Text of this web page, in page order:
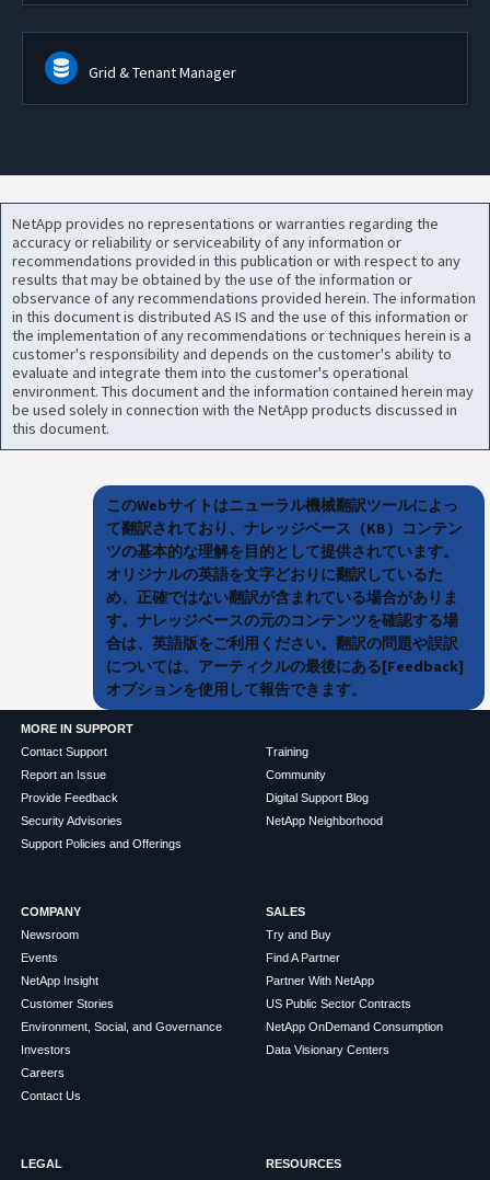
Grid & Tenant Manager
NetApp provides no representations or warranties regarding the
accuracy or reliability or serviceability of any information or
recommendations provided in this publication or with respect to any
results that may be obtained by the use of the information or
observance of any recommendations provided herein. The information
in this document is distributed AS IS and the use of this information or
the implementation of any recommendations or techniques herein is a
customer's responsibility and depends on the customer's ability to
evaluate and integrate them into the customer's operational
environment. This document and the information contained herein may
be used solely in connection with the NetApp products discussed in
this document.
このWebサイトはニューラル機械翻訳ツールによっ
て翻訳されており、ナレッジベース（KB）コンテン
ツの基本的な理解を目的として提供されています。
オリジナルの英語を文字どおりに翻訳しているた
め、正確ではない翻訳が含まれている場合がありま
す。ナレッジベースの元のコンテンツを確認する場
合は、英語版をご利用ください。翻訳の問題や誤訳
については、アーティクルの最後にある[Feedback]
オプションを使用して報告できます。
MORE IN SUPPORT
Contact Support
Report an Issue
Provide Feedback
Security Advisories
Support Policies and Offerings
Training
Community
Digital Support Blog
NetApp Neighborhood
COMPANY
Newsroom
Events
NetApp Insight
Customer Stories
Environment, Social, and Governance
Investors
Careers
Contact Us
SALES
Try and Buy
Find A Partner
Partner With NetApp
US Public Sector Contracts
NetApp OnDemand Consumption
Data Visionary Centers
LEGAL RESOURCES